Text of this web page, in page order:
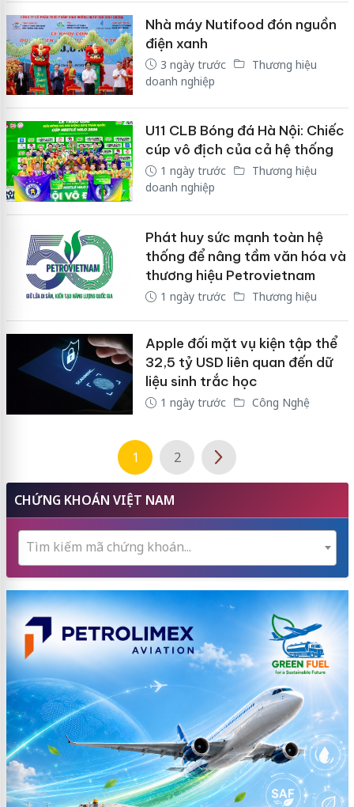
Nhà máy Nutifood đón nguồn
điện xanh
3 ngày trước
Thương hiệu
doanh nghiệp
U11 CLB Bóng đá Hà Nội: Chiếc
cúp vô địch của cả hệ thống
1 ngày trước
Thương hiệu
doanh nghiệp
Phát huy sức mạnh toàn hệ
thống để nâng tầm văn hóa và
thương hiệu Petrovietnam
1 ngày trước Thương hiệu
Apple đối mặt vụ kiện tập thể
32,5 tỷ USD liên quan đến dữ
liệu sinh trắc học
1 ngày trước Công Nghệ
1 2
CHỨNG KHOÁN VIỆT NAM
Tìm kiếm mã chứng khoán...